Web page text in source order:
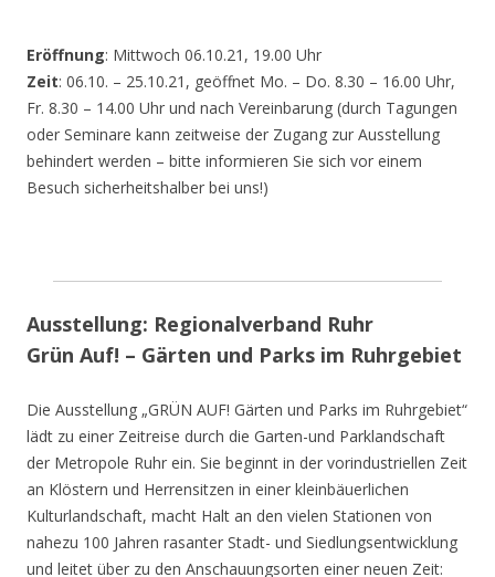
Eröffnung: Mittwoch 06.10.21, 19.00 Uhr
Zeit: 06.10. – 25.10.21, geöffnet Mo. – Do. 8.30 – 16.00 Uhr,
Fr. 8.30 – 14.00 Uhr und nach Vereinbarung (durch Tagungen
oder Seminare kann zeitweise der Zugang zur Ausstellung
behindert werden – bitte informieren Sie sich vor einem
Besuch sicherheitshalber bei uns!)
Ausstellung: Regionalverband Ruhr
Grün Auf! – Gärten und Parks im Ruhrgebiet
Die Ausstellung „GRÜN AUF! Gärten und Parks im Ruhrgebiet“
lädt zu einer Zeitreise durch die Garten-und Parklandschaft
der Metropole Ruhr ein. Sie beginnt in der vorindustriellen Zeit
an Klöstern und Herrensitzen in einer kleinbäuerlichen
Kulturlandschaft, macht Halt an den vielen Stationen von
nahezu 100 Jahren rasanter Stadt- und Siedlungsentwicklung
und leitet über zu den Anschauungsorten einer neuen Zeit: